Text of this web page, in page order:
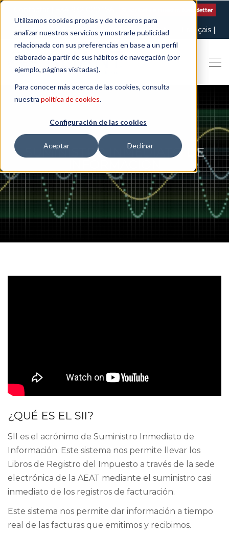
Utilizamos cookies propias y de terceros para
analizar nuestros servicios y mostrarle publicidad
relacionada con sus preferencias en base a un perfil
elaborado a partir de sus hábitos de navegación (por
ejemplo, páginas visitadas).
Para conocer más acerca de las cookies, consulta
nuestra política de cookies.
Configuración de las cookies
Aceptar Declinar
Suscribete a nuestro Newsletter
Español Català
English Français
Italiano
SUMINISTRO INMEDIATO DE
¿QUÉ ES EL SII?
SII es el acrónimo de Suministro Inmediato de
Información. Este sistema nos permite llevar los
Libros de Registro del Impuesto a través de la sede
electrónica de la AEAT mediante el suministro casi
inmediato de los registros de facturación.
Este sistema nos permite dar información a tiempo
real de las facturas que emitimos y recibimos.